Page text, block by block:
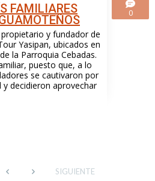
FAMILIARES
y fundador de
Yasipan, ubicados en
la Parroquia Cebadas.
puesto que, a lo
se cautivaron por
decidieron aprovechar
0
SIGUIENTE